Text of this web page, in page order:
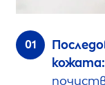
кожата: